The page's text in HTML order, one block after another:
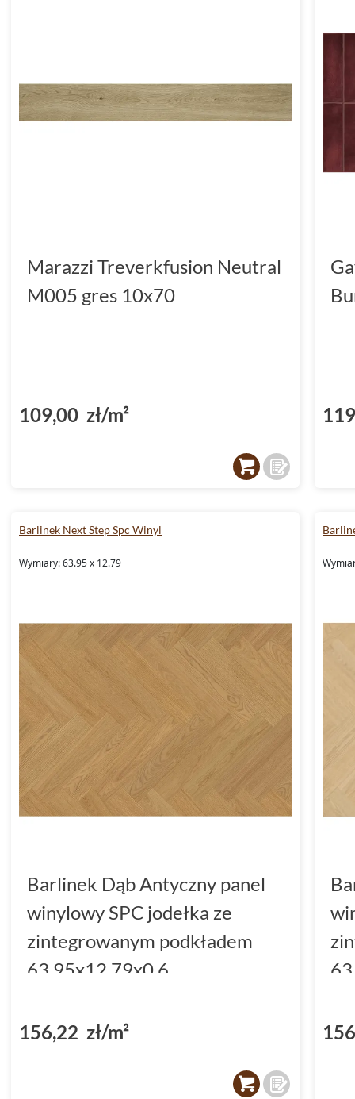
Marazzi Treverkfusion Neutral
M005 gres 10x70
109,00 zł/m²
Barlinek Next Step Spc Winyl
Wymiary: 63.95 x 12.79
Barlinek Dąb Antyczny panel
winylowy SPC jodełka ze
zintegrowanym podkładem
63.95x12.79x0.6
156,22 zł/m²